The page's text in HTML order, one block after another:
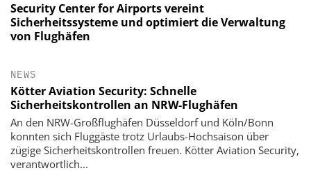
Security Center for Airports vereint
Sicherheitssysteme und optimiert die Verwaltung
von Flughäfen
NEWS
Kötter Aviation Security: Schnelle
Sicherheitskontrollen an NRW-Flughäfen
An den NRW-Großflughäfen Düsseldorf und Köln/Bonn
konnten sich Fluggäste trotz Urlaubs-Hochsaison über
zügige Sicherheitskontrollen freuen. Kötter Aviation Security,
verantwortlich...